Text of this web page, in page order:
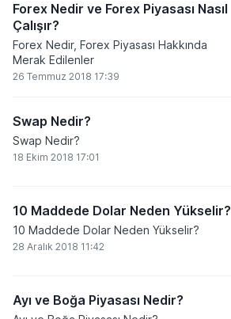
Forex Nedir ve Forex Piyasası Nasıl
Çalışır?
Forex Nedir, Forex Piyasası Hakkında
Merak Edilenler
26 Temmuz 2018 17:39
Swap Nedir?
Swap Nedir?
18 Ekim 2018 17:01
10 Maddede Dolar Neden Yükselir?
10 Maddede Dolar Neden Yükselir?
28 Aralık 2018 11:42
Ayı ve Boğa Piyasası Nedir?